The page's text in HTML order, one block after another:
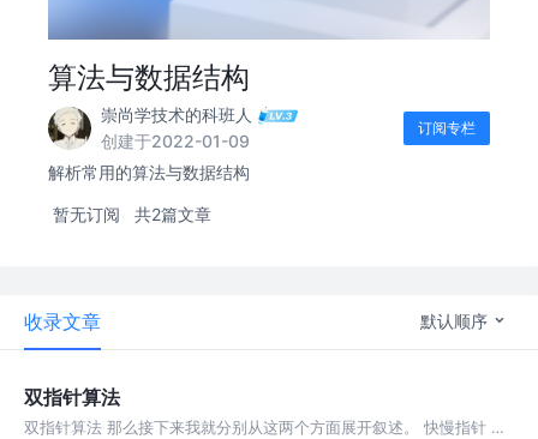
算法与数据结构
崇尚学技术的科班人
创建于2022-01-09
订阅专栏
解析常用的算法与数据结构
暂无订阅 共2篇文章
收录文章 默认顺序
双指针算法
双指针算法 那么接下来我就分别从这两个方面展开叙述。 快慢指针 算